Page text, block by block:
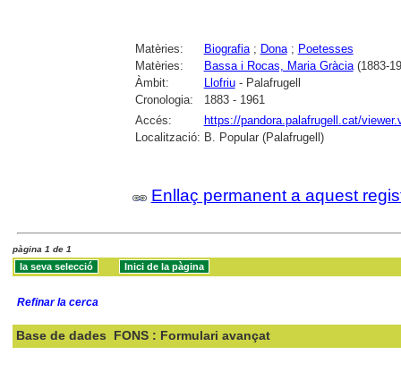
Matèries: Biografia; Dona; Poetesses
Matèries:
Bassa i Rocas, Maria Gràcia(1883-
Àmbit:
Llofriu- Palafrugell
Cronologia:
1883 - 1961
Accés:
https://pandora.palafrugell.cat/
Localització: B. Popular (Palafrugell)
Enllaç permanent a aquest
pàgina 1 de 1
Refinar la cerca
Base de dades FONS : Formulari avançat